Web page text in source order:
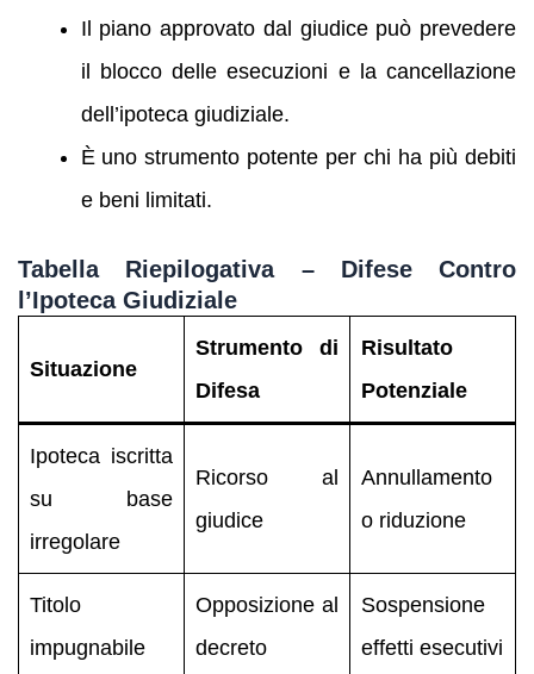
Il piano approvato dal giudice può prevedere
il blocco delle esecuzioni e la cancellazione
dell’ipoteca giudiziale.
È uno strumento potente per chi ha più debiti
e beni limitati.
Tabella Riepilogativa – Difese Contro
l’Ipoteca Giudiziale
Situazione
Strumento di
Difesa
Risultato
Potenziale
Ipoteca iscritta
su base
irregolare
Ricorso al
giudice
Annullamento
o riduzione
Titolo
impugnabile
Opposizione al
decreto
Sospensione
effetti esecutivi